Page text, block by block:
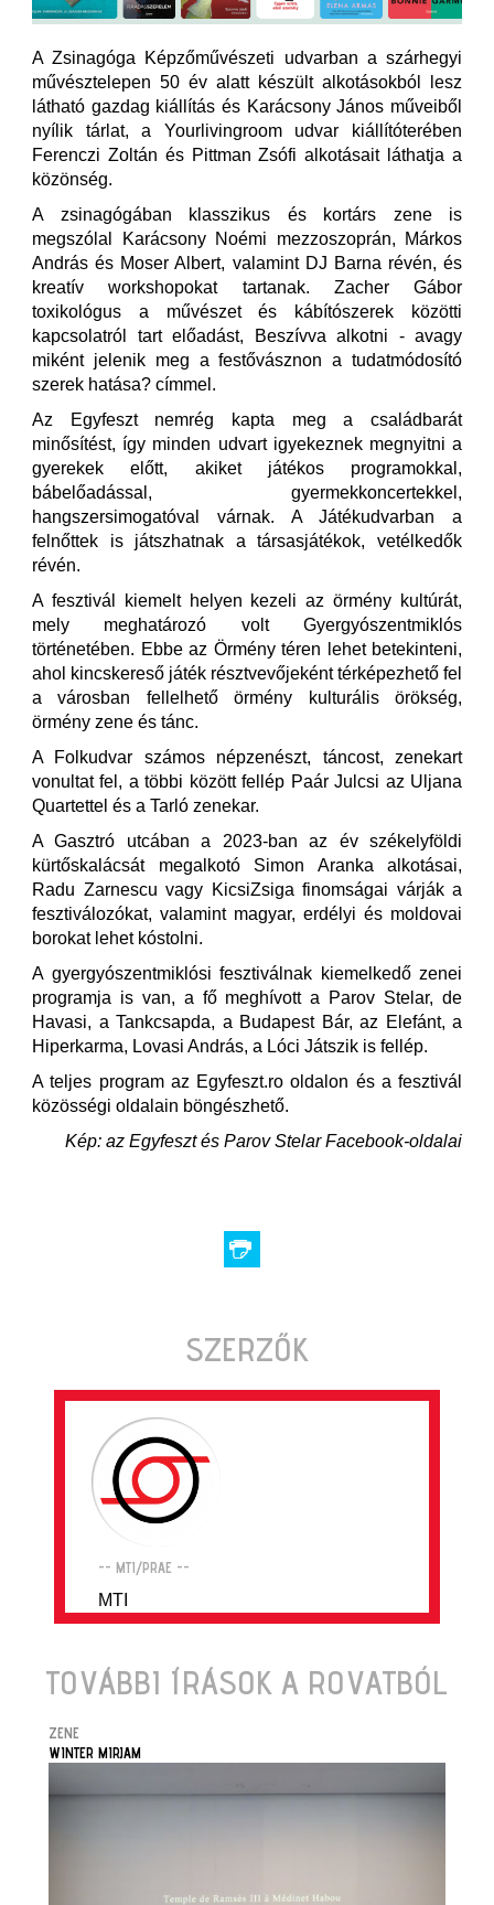
A Zsinagóga Képzőművészeti udvarban a szárhegyi
művésztelepen 50 év alatt készült alkotásokból lesz
látható gazdag kiállítás és Karácsony János műveiből
nyílik tárlat, a Yourlivingroom udvar kiállítóterében
Ferenczi Zoltán és Pittman Zsófi alkotásait láthatja a
közönség.
A zsinagógában klasszikus és kortárs zene is
megszólal Karácsony Noémi mezzoszoprán, Márkos
András és Moser Albert, valamint DJ Barna révén, és
kreatív workshopokat tartanak. Zacher Gábor
toxikológus a művészet és kábítószerek közötti
kapcsolatról tart előadást, Beszívva alkotni - avagy
miként jelenik meg a festővásznon a tudatmódosító
szerek hatása? címmel.
Az Egyfeszt nemrég kapta meg a családbarát
minősítést, így minden udvart igyekeznek megnyitni a
gyerekek előtt, akiket játékos programokkal,
bábelőadással, gyermekkoncertekkel,
hangszersimogatóval várnak. A Játékudvarban a
felnőttek is játszhatnak a társasjátékok, vetélkedők
révén.
A fesztivál kiemelt helyen kezeli az örmény kultúrát,
mely meghatározó volt Gyergyószentmiklós
történetében. Ebbe az Örmény téren lehet betekinteni,
ahol kincskereső játék résztvevőjeként térképezhető fel
a városban fellelhető örmény kulturális örökség,
örmény zene és tánc.
A Folkudvar számos népzenészt, táncost, zenekart
vonultat fel, a többi között fellép Paár Julcsi az Uljana
Quartettel és a Tarló zenekar.
A Gasztró utcában a 2023-ban az év székelyföldi
kürtőskalácsát megalkotó Simon Aranka alkotásai,
Radu Zarnescu vagy KicsiZsiga finomságai várják a
fesztiválozókat, valamint magyar, erdélyi és moldovai
borokat lehet kóstolni.
A gyergyószentmiklósi fesztiválnak kiemelkedő zenei
programja is van, a fő meghívott a Parov Stelar, de
Havasi, a Tankcsapda, a Budapest Bár, az Elefánt, a
Hiperkarma, Lovasi András, a Lóci Játszik is fellép.
A teljes program az Egyfeszt.ro oldalon és a fesztivál
közösségi oldalain böngészhető.
Kép: az Egyfeszt és Parov Stelar Facebook-oldalai
SZERZŐK
-- MTI/PRAE --
MTI
TOVÁBBI ÍRÁSOK A ROVATBÓL
ZENE
WINTER MIRJAM